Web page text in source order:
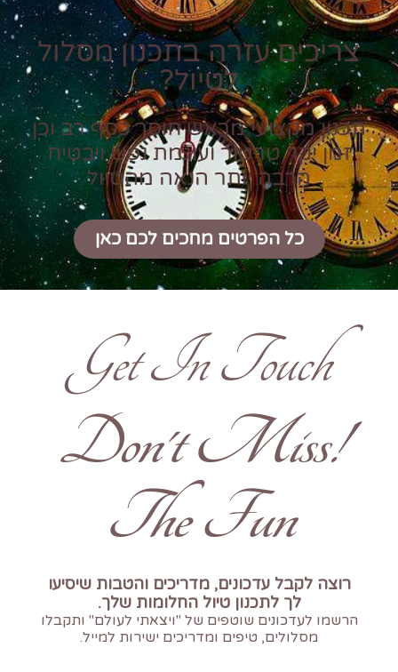
צריכים עזרה בתכנון מסלול
לטיול?
תכנון מקצועי מראש חוסך כסף רב וכן
זמן יקר טרטור ועוגמת נפש ויבטיח
הרבה יותר הנאה מהטיול
כל הפרטים מחכים לכם כאן
Get In Touch
!Don't Miss
The Fun